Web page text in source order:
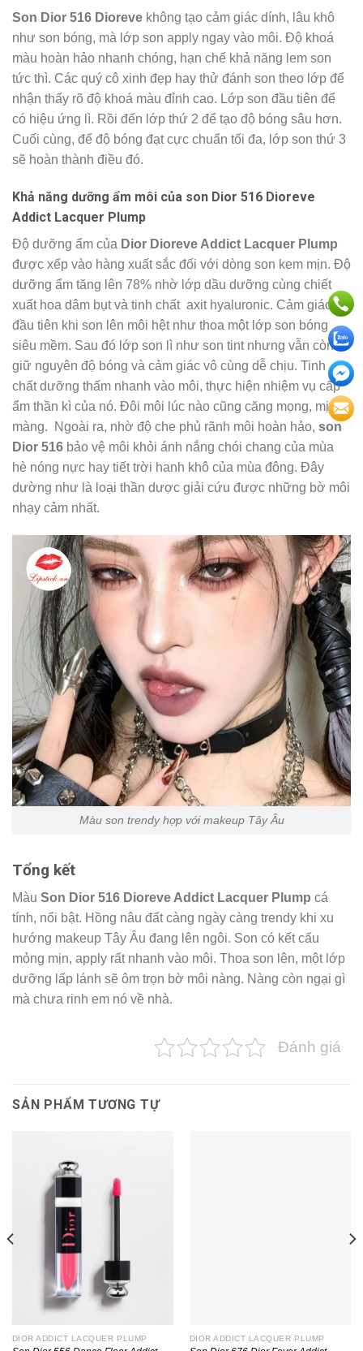
Son Dior 516 Dioreve không tạo cảm giác dính, lâu khô
như son bóng, mà lớp son apply ngay vào môi. Độ khoá
màu hoàn hảo nhanh chóng, hạn chế khả năng lem son
tức thì. Các quý cô xinh đẹp hay thử đánh son theo lớp để
nhận thấy rõ độ khoá màu đỉnh cao. Lớp son đầu tiên để
có hiệu ứng lì. Rồi đến lớp thứ 2 để tạo độ bóng sâu hơn.
Cuối cùng, để độ bóng đạt cực chuẩn tối đa, lớp son thứ 3
sẽ hoàn thành điều đó.
Khả năng dưỡng ẩm môi của son Dior 516 Dioreve
Addict Lacquer Plump
Độ dưỡng ẩm của Dior Dioreve Addict Lacquer Plump
được xếp vào hàng xuất sắc đối với dòng son kem mịn. Độ
dưỡng ẩm tăng lên 78% nhờ lớp dầu dưỡng cùng chiết
xuất hoa dâm bụt và tinh chất axit hyaluronic. Cảm giác
đầu tiên khi son lên môi hệt như thoa một lớp son bóng
siêu mềm. Sau đó lớp son lì như son tint nhưng vẫn còn
giữ nguyên độ bóng và cảm giác vô cùng dễ chịu. Tinh
chất dưỡng thấm nhanh vào môi, thực hiện nhiệm vụ cấp
ẩm thần kì của nó. Đôi môi lúc nào cũng căng mọng, mịn
màng. Ngoài ra, nhờ độ che phủ rãnh môi hoàn hảo, son
Dior 516 bảo vệ môi khỏi ánh nắng chói chang của mùa
hè nóng nực hay tiết trời hanh khô của mùa đông. Đây
dường như là loại thần dược giải cứu được những bờ môi
nhạy cảm nhất.
Màu son trendy hợp với makeup Tây Âu
Tổng kết
Màu Son Dior 516 Dioreve Addict Lacquer Plump cá
tính, nổi bật. Hồng nâu đất càng ngày càng trendy khi xu
hướng makeup Tây Âu đang lên ngôi. Son có kết cấu
mỏng mịn, apply rất nhanh vào môi. Thoa son lên, một lớp
dưỡng lấp lánh sẽ ôm trọn bờ môi nàng. Nàng còn ngại gì
mà chưa rinh em nó về nhà.
Đánh giá
SẢN PHẨM TƯƠNG TỰ
DIOR ADDICT LACQUER PLUMP DIOR ADDICT LACQUER PLUMP